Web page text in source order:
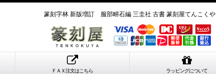
篆刻字林 新版増訂 服部畊石編 三圭社 古書 篆刻屋てんこくや
ＦＡＸ注文はこちら ラッピングについて